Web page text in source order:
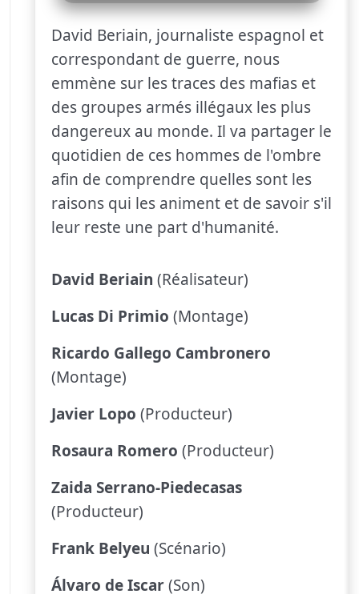
David Beriain, journaliste espagnol et
correspondant de guerre, nous
emmène sur les traces des mafias et
des groupes armés illégaux les plus
dangereux au monde. Il va partager le
quotidien de ces hommes de l'ombre
afin de comprendre quelles sont les
raisons qui les animent et de savoir s'il
leur reste une part d'humanité.
David Beriain (Réalisateur)
Lucas Di Primio (Montage)
Ricardo Gallego Cambronero
(Montage)
Javier Lopo (Producteur)
Rosaura Romero (Producteur)
Zaida Serrano-Piedecasas
(Producteur)
Frank Belyeu (Scénario)
Álvaro de Iscar(Son)